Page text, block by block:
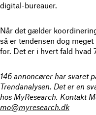
digital-bureauer.
Når det gælder
så er tendensen dog
for. Det er i hvert fald hvad
146 annoncører har svaret
Trendanalysen. Det er en
hos MyResearch. Kontakt
mo@myresearch.dk